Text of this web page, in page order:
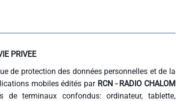
PRIVEE
de protection des données personnelles et de la
mobiles édités par RCN - RADIO CHALOM
terminaux confondus: ordinateur, tablette,